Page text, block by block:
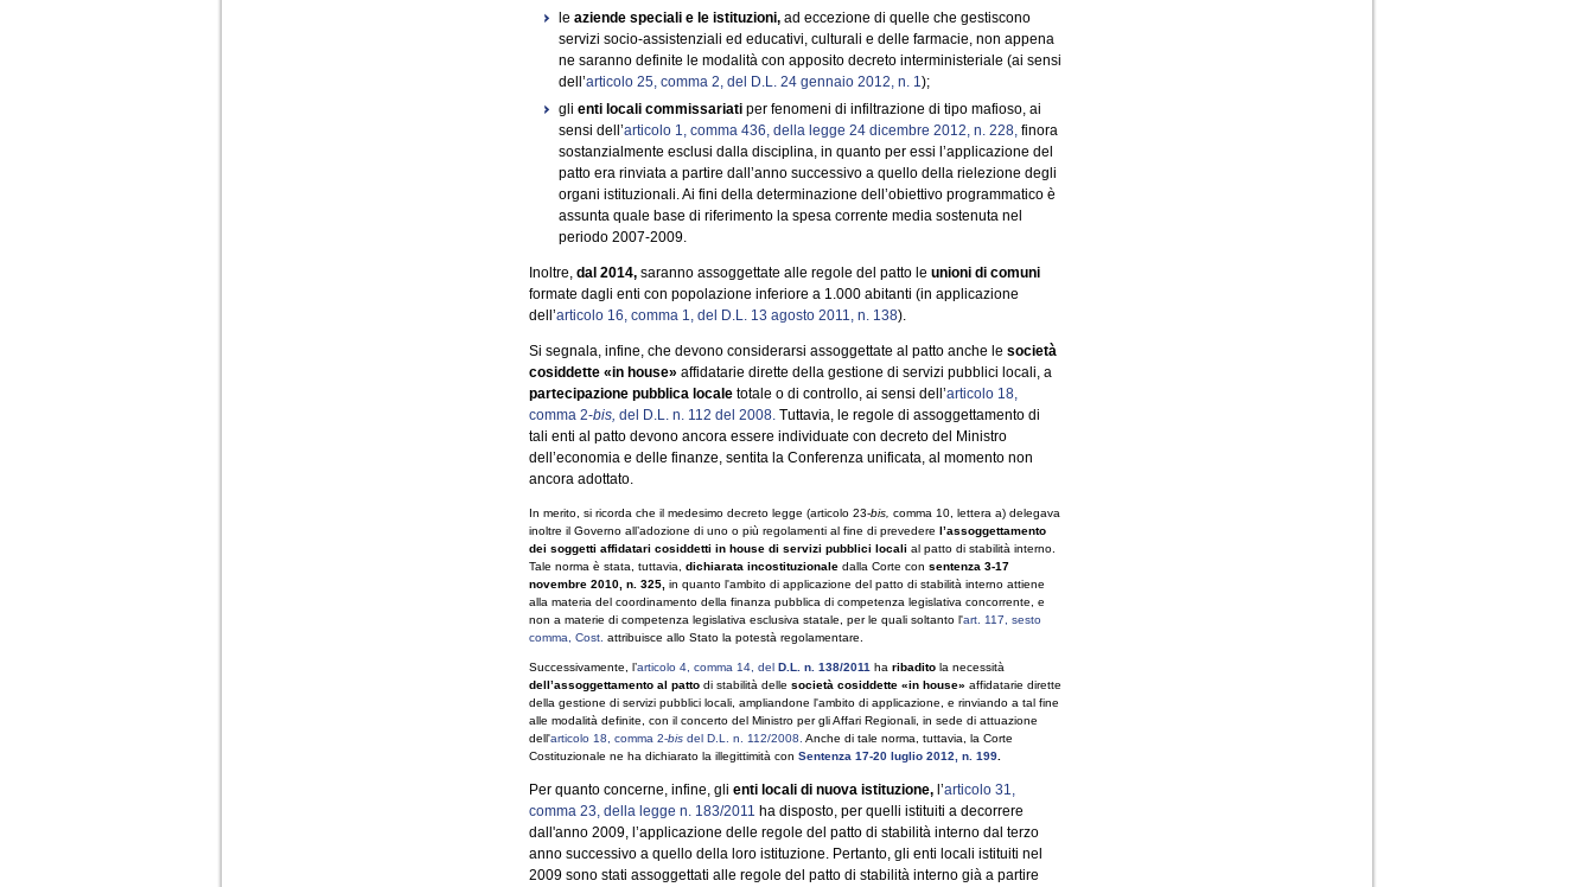
le aziende speciali e le istituzioni, ad eccezione di quelle che gestiscono
servizi socio-assistenziali ed educativi, culturali e delle farmacie, non appena
ne saranno definite le modalità con apposito decreto interministeriale (ai sensi
dell’articolo 25, comma 2, del D.L. 24 gennaio 2012, n. 1);
gli enti locali commissariati per fenomeni di infiltrazione di tipo mafioso, ai
sensi dell’articolo 1, comma 436, della legge 24 dicembre 2012, n. 228, finora
sostanzialmente esclusi dalla disciplina, in quanto per essi l’applicazione del
patto era rinviata a partire dall’anno successivo a quello della rielezione degli
organi istituzionali. Ai fini della determinazione dell’obiettivo programmatico è
assunta quale base di riferimento la spesa corrente media sostenuta nel
periodo 2007-2009.
Inoltre, dal 2014, saranno assoggettate alle regole del patto le unioni di comuni
formate dagli enti con popolazione inferiore a 1.000 abitanti (in applicazione
dell’articolo 16, comma 1, del D.L. 13 agosto 2011, n. 138).
Si segnala, infine, che devono considerarsi assoggettate al patto anche le società
cosiddette «in house» affidatarie dirette della gestione di servizi pubblici locali, a
partecipazione pubblica locale totale o di controllo, ai sensi dell’articolo 18,
comma 2-bis, del D.L. n. 112 del 2008. Tuttavia, le regole di assoggettamento di
tali enti al patto devono ancora essere individuate con decreto del Ministro
dell’economia e delle finanze, sentita la Conferenza unificata, al momento non
ancora adottato.
In merito, si ricorda che il medesimo decreto legge (articolo 23-bis, comma 10, lettera a) delegava
inoltre il Governo all’adozione di uno o più regolamenti al fine di prevedere l’assoggettamento
dei soggetti affidatari cosiddetti in house di servizi pubblici locali al patto di stabilità interno.
Tale norma è stata, tuttavia, dichiarata incostituzionale dalla Corte con sentenza 3-17
novembre 2010, n. 325, in quanto l'ambito di applicazione del patto di stabilità interno attiene
alla materia del coordinamento della finanza pubblica di competenza legislativa concorrente, e
non a materie di competenza legislativa esclusiva statale, per le quali soltanto l'art. 117, sesto
comma, Cost. attribuisce allo Stato la potestà regolamentare.
Successivamente, l’articolo 4, comma 14, del D.L. n. 138/2011 ha ribadito la necessità
dell’assoggettamento al patto di stabilità delle società cosiddette «in house» affidatarie dirette
della gestione di servizi pubblici locali, ampliandone l'ambito di applicazione, e rinviando a tal fine
alle modalità definite, con il concerto del Ministro per gli Affari Regionali, in sede di attuazione
dell'articolo 18, comma 2-bis del D.L. n. 112/2008. Anche di tale norma, tuttavia, la Corte
Costituzionale ne ha dichiarato la illegittimità con Sentenza 17-20 luglio 2012, n. 199
Per quanto concerne, infine, gli enti locali di nuova istituzione, l’articolo 31,
comma 23, della legge n. 183/2011 ha disposto, per quelli istituiti a decorrere
dall'anno 2009, l’applicazione delle regole del patto di stabilità interno dal terzo
anno successivo a quello della loro istituzione. Pertanto, gli enti locali istituiti nel
2009 sono stati assoggettati alle regole del patto di stabilità interno già a partire